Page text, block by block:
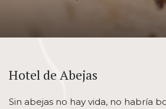
Hotel de Abejas
Sin abejas no hay vida, no habría